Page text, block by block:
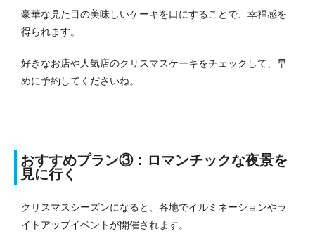
豪華な見た目の美味しいケーキを口にすることで、幸福感を
得られます。
好きなお店や人気店のクリスマスケーキをチェックして、早
めに予約してくださいね。
おすすめプラン③：ロマンチックな夜景を
見に行く
クリスマスシーズンになると、各地でイルミネーションやラ
イトアップイベントが開催されます。